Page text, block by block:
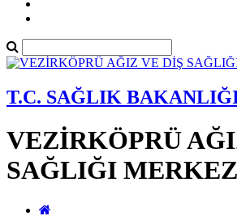
T.C. SAĞLIK
VEZİRKÖPRÜ
SAĞLIĞI